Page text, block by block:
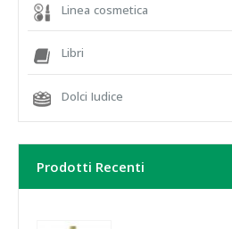
Linea cosmetica
Libri
Dolci Iudice
Prodotti Recenti